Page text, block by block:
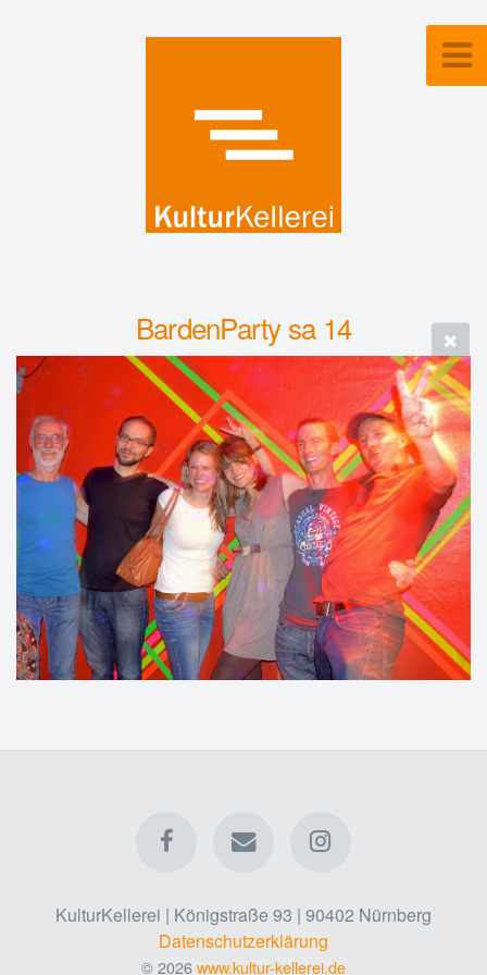
BardenParty sa 14
KulturKellerei | Königstraße 93 | 90402 Nürnberg
Datenschutzerklärung
© 2026www.kultur-kellerei.de